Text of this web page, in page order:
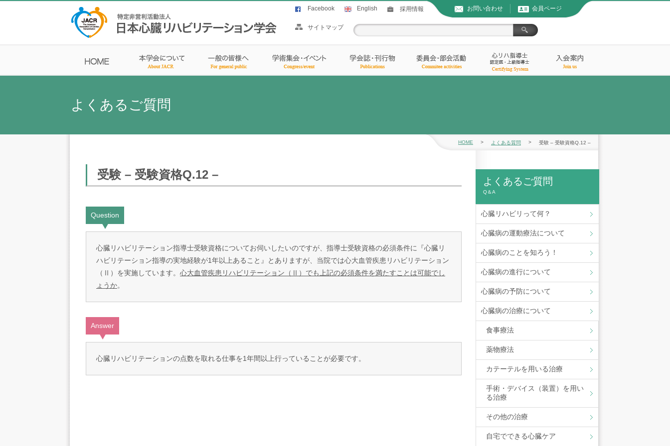
Facebook English 採用情報 お問い合わせ 会員ページ
サイトマップ
よくあるご質問
HOME > よくある質問 > 受験 – 受験資格Q.12 –
受験 – 受験資格Q.12 –
Question
心臓リハビリテーション指導士受験資格についてお伺いしたいのですが、指導士受験資格の必須条件に『心臓リ
ハビリテーション指導の実地経験が1年以上あること』とありますが、当院では心大血管疾患リハビリテーション
（Ⅱ）を実施しています。 心大血管疾患リハビリテーション（Ⅱ）でも上記の必須条件を満たすことは可能でし
ょうか。
Answer
心臓リハビリテーションの点数を取れる仕事を1年間以上行っていることが必要です。
よくあるご質問
Q＆A
心臓リハビリって何？
心臓病の運動療法について
心臓病のことを知ろう！
心臓病の進行について
心臓病の予防について
心臓病の治療について
食事療法
薬物療法
カテーテルを用いる治療
手術・デバイス（装置）を用い
る治療
その他の治療
自宅でできる心臓ケア